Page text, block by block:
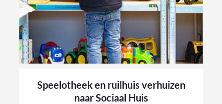
Speelotheek en ruilhuis verhuizen
naar Sociaal Huis